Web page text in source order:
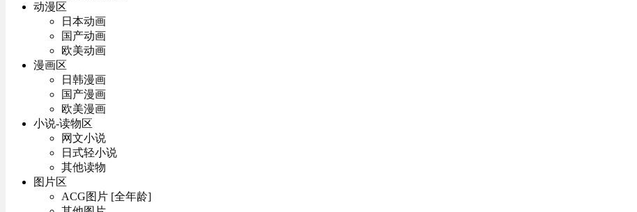
动漫区
日本动画
国产动画
欧美动画
漫画区
日韩漫画
国产漫画
欧美漫画
小说-读物区
网文小说
日式轻小说
其他读物
图片区
ACG图片 [全年龄]